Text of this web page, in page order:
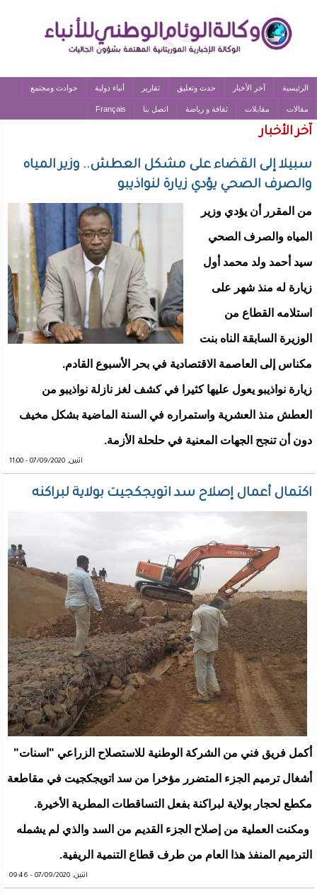
الرئيسية آخر الأخبار حدث وتعليق تقارير أنباء دولية حوادث ومجتمع
مقالات مقابلات ثقافة و رياضة اتصل بنا Français
آخر الأخبار
سبيلا إلى القضاء على مشكل العطش.. وزير المياه
والصرف الصحي يؤدي زيارة لنواذيبو
من المقرر أن يؤدي وزير
المياه والصرف الصحي
سيد أحمد ولد محمد أول
زيارة له منذ شهر على
استلامه القطاع من
الوزيرة السابقة الناه بنت
مكناس إلى العاصمة الاقتصادية في بحر الأسبوع القادم.
زيارة نواذيبو يعول عليها كثيرا في كشف لغز نازلة نواذيبو من
العطش منذ العشرية واستمراره في السنة الماضية بشكل مخيف
دون أن تنجح الجهات المعنية في حلحلة الأزمة.
اثنين, 07/09/2020 - 11:00
اكتمال أعمال إصلاح سد اتويجكجيت بولاية لبراكنه
أكمل فريق فني من الشركة الوطنية للاستصلاح الزراعي "اسنات"
أشغال ترميم الجزء المتضرر مؤخرا من سد اتويجكجيت في مقاطعة
مكطع لحجار بولاية لبراكنة بفعل التساقطات المطرية الأخيرة.
ومكنت العملية من إصلاح الجزء القديم من السد والذي لم يشمله
الترميم المنفذ هذا العام من طرف قطاع التنمية الريفية.
اثنين, 07/09/2020 - 09:46